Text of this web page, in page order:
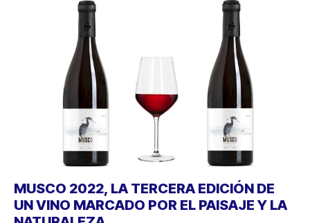
MUSCO 2022, LA TERCERA EDICIÓN DE
UN VINO MARCADO POR EL PAISAJE Y LA